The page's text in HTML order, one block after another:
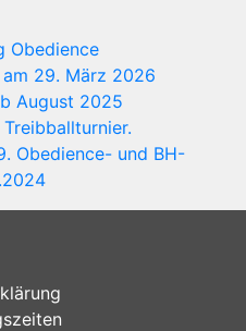
Obedience
am 29. März 2026
August 2025
Obedience- und BH-